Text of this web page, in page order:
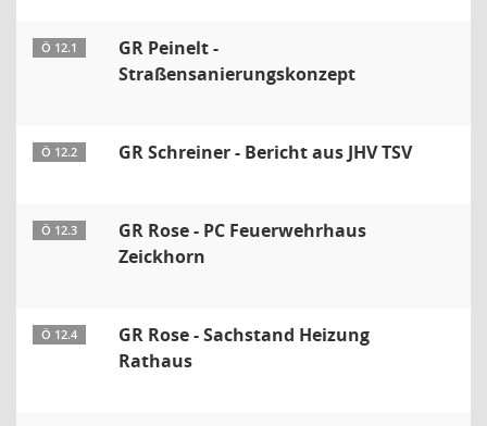
Ö 12.1
GR Peinelt -
Straßensanierungskonzept
Ö 12.2 GR Schreiner - Bericht aus JHV TSV
Ö 12.3
GR Rose - PC Feuerwehrhaus
Zeickhorn
Ö 12.4
GR Rose - Sachstand Heizung
Rathaus